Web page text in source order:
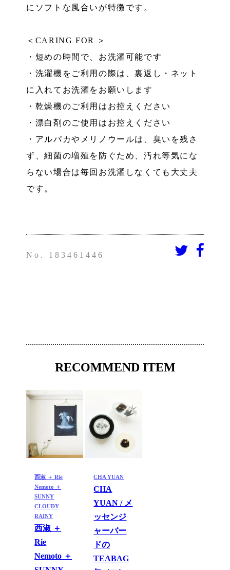
にソフトな風合いが特徴です。
＜CARING FOR ＞
・短めの時間で、お洗濯可能です
・洗濯機をご利用の際は、裏返し・ネット
に入れてお洗濯をお願いします
・乾燥機のご利用はお控えください
・漂白剤のご使用はお控えください
・アルパカやメリノウールは、臭いを残さ
ず、細菌の増殖を防ぐため、汚れ等気にな
らない場合は毎回お洗濯しなくても大丈夫
です。
No. 183461446
RECOMMEND ITEM
西淑 ＋ Rie
Nemoto ＋
SUNNY
CLOUDY
RAINY
西淑 ＋
Rie
Nemoto ＋
CHA YUAN
CHA
YUAN / メ
ッセンジ
ャーバー
ドの
TEABAG